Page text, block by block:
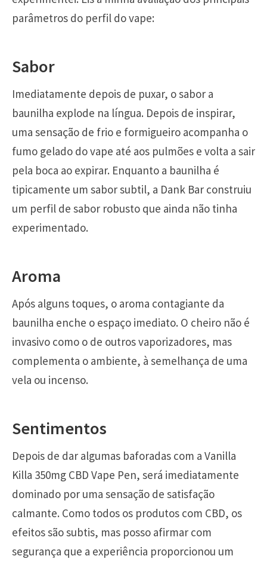
parâmetros do perfil do vape:
Sabor
Imediatamente depois de puxar, o sabor a
baunilha explode na língua. Depois de inspirar,
uma sensação de frio e formigueiro acompanha o
fumo gelado do vape até aos pulmões e volta a sair
pela boca ao expirar. Enquanto a baunilha é
tipicamente um sabor subtil, a Dank Bar construiu
um perfil de sabor robusto que ainda não tinha
experimentado.
Aroma
Após alguns toques, o aroma contagiante da
baunilha enche o espaço imediato. O cheiro não é
invasivo como o de outros vaporizadores, mas
complementa o ambiente, à semelhança de uma
vela ou incenso.
Sentimentos
Depois de dar algumas baforadas com a Vanilla
Killa 350mg CBD Vape Pen, será imediatamente
dominado por uma sensação de satisfação
calmante. Como todos os produtos com CBD, os
efeitos são subtis, mas posso afirmar com
segurança que a experiência proporcionou um